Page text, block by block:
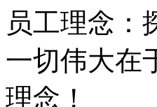
员工理念
一切伟大在
理念！